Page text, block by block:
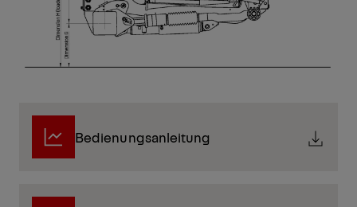
Bedienungsanleitung